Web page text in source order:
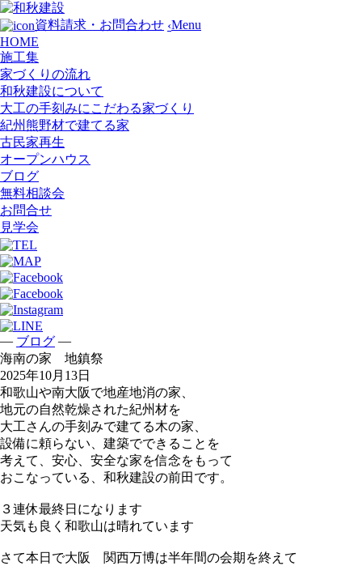
資料請求・お問合わせ ‹Menu
HOME
施工集
家づくりの流れ
和秋建設について
大工の手刻みにこだわる家づくり
紀州熊野材で建てる家
古民家再生
オープンハウス
ブログ
無料相談会
お問合せ
見学会
— ブログ —
海南の家 地鎮祭
2025年10月13日
和歌山や南大阪で地産地消の家、
地元の自然乾燥された紀州材を
大工さんの手刻みで建てる木の家、
設備に頼らない、建築でできることを
考えて、安心、安全な家を信念をもって
おこなっている、和秋建設の前田です。
３連休最終日になります
天気も良く和歌山は晴れています
さて本日で大阪 関西万博は半年間の会期を終えて